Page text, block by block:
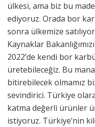
ülkesi, ama biz bu
ediyoruz. Orada bor
sonra ülkemize
Kaynaklar
2022’de kendi bor
üretebileceğiz. Bu
bitirebilecek olmamız
sevindirici. Türkiye
katma değerli ürünler
istiyoruz. Türkiye’nin